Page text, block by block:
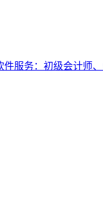
服务：初级会计师